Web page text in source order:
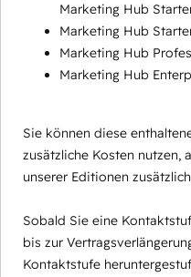
Marketing Hub
Marketing Hub
Marketing Hub
Marketing Hub
Sie können diese
zusätzliche Kosten nutzen,
unserer Editionen
Sobald Sie eine
bis zur
Kontaktstufe